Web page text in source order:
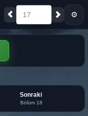
17 ⚙
Sonraki
Bölüm 18